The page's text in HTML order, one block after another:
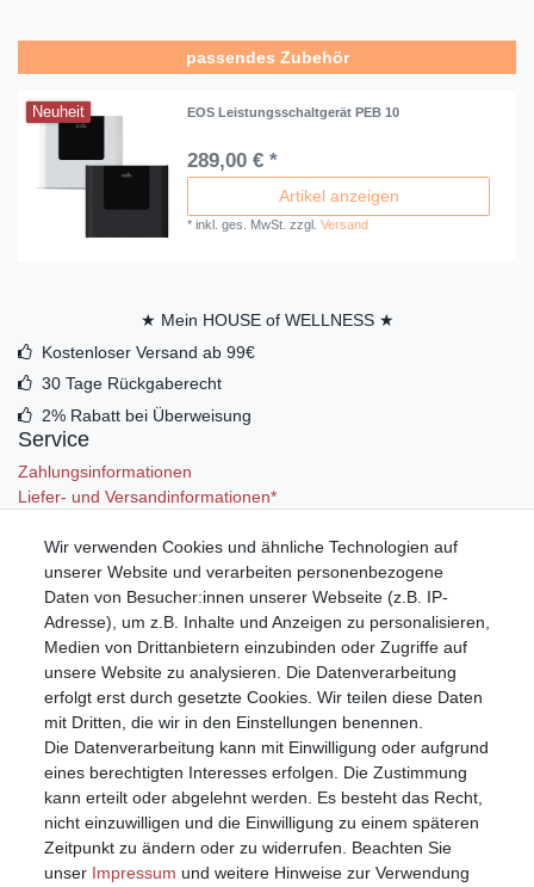
passendes Zubehör
Neuheit EOS Leistungsschaltgerät PEB 10
289,00 € *
Artikel anzeigen
*inkl. ges. MwSt. zzgl.Versand
★ Mein HOUSE of WELLNESS ★
Kostenloser Versand ab 99€
30 Tage Rückgaberecht
2% Rabatt bei Überweisung
Service
Zahlungsinformationen
Liefer- und Versandinformationen*
Mein Konto
Registrieren
Anmelden (Login)
Warenkorb
Wir verwenden Cookies und ähnliche Technologien auf
unserer Website und verarbeiten personenbezogene
Daten von Besucher:innen unserer Webseite (z.B. IP-
Adresse), um z.B. Inhalte und Anzeigen zu personalisieren,
Medien von Drittanbietern einzubinden oder Zugriffe auf
unsere Website zu analysieren. Die Datenverarbeitung
erfolgt erst durch gesetzte Cookies. Wir teilen diese Daten
mit Dritten, die wir in den Einstellungen benennen.
Die Datenverarbeitung kann mit Einwilligung oder aufgrund
eines berechtigten Interesses erfolgen. Die Zustimmung
kann erteilt oder abgelehnt werden. Es besteht das Recht,
nicht einzuwilligen und die Einwilligung zu einem späteren
Zeitpunkt zu ändern oder zu widerrufen. Beachten Sie
unser Impressum und weitere Hinweise zur Verwendung